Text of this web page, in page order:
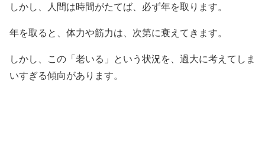
しかし、人間は時間がたてば、必ず年を取ります。
年を取ると、体力や筋力は、次第に衰えてきます。
しかし、この「老いる」という状況を、過大に考えてしま
いすぎる傾向があります。